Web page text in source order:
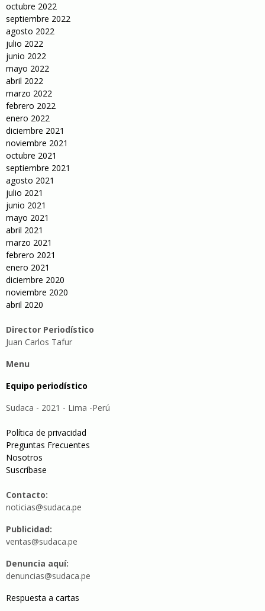
octubre 2022
septiembre 2022
agosto 2022
julio 2022
junio 2022
mayo 2022
abril 2022
marzo 2022
febrero 2022
enero 2022
diciembre 2021
noviembre 2021
octubre 2021
septiembre 2021
agosto 2021
julio 2021
junio 2021
mayo 2021
abril 2021
marzo 2021
febrero 2021
enero 2021
diciembre 2020
noviembre 2020
abril 2020
Director Periodístico
Juan Carlos Tafur
Menu
Equipo periodístico
Sudaca - 2021 - Lima -Perú
Política de privacidad
Preguntas Frecuentes
Nosotros
Suscríbase
Contacto:
noticias@sudaca.pe
Publicidad:
ventas@sudaca.pe
Denuncia aquí:
denuncias@sudaca.pe
Respuesta a cartas